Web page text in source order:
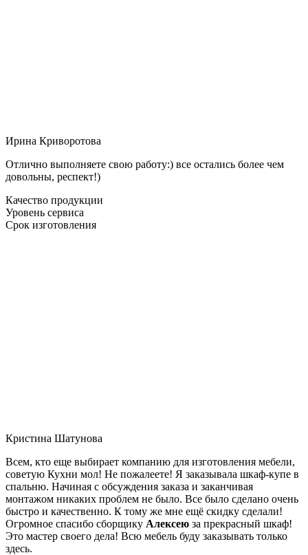
Ирина Криворотова
Отлично выполняете свою работу:) все остались более чем
довольны, респект!)
Качество продукции
Уровень сервиса
Срок изготовления
Кристина Шатунова
Всем, кто еще выбирает компанию для изготовления мебели,
советую Кухни мол! Не пожалеете! Я заказывала шкаф-купе в
спальню. Начиная с обсуждения заказа и заканчивая
монтажом никаких проблем не было. Все было сделано очень
быстро и качественно. К тому же мне ещё скидку сделали!
Огромное спасибо сборщику Алексею за прекрасный шкаф!
Это мастер своего дела! Всю мебель буду заказывать только
здесь.